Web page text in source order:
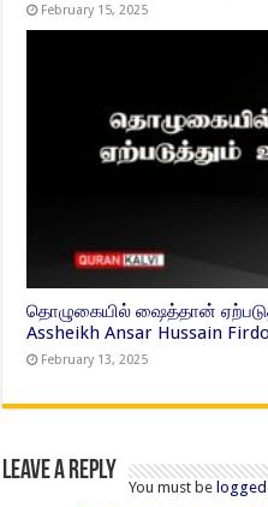
February 15, 2025
தொழுகையில் ஷைத்தான்
Assheikh Ansar Hussain
February 13, 2025
Leave a Reply
You must belogged